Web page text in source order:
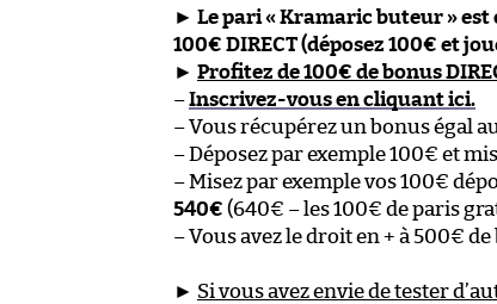
► Le pari « Kramaric buteur » est
100€ DIRECT (déposez 100€ et
► Profitez de 100€ de bonus
–Inscrivez-vous en cliquant ici.
– Vous récupérez un bonus égal
– Déposez par exemple 100€ et
– Misez par exemple vos 100€
540€ (640€ – les 100€ de paris
– Vous avez le droit en + à 500€
► Si vous avez envie de tester